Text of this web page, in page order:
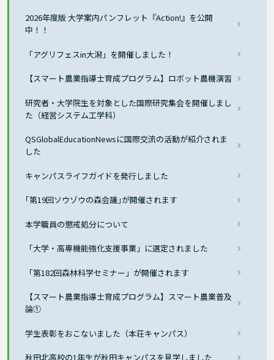
2026年度版 大学案内パンフレット『Action!』を公開
中！！
「アグリフェスin大潟」を開催しました！
【スマート農業指導士育成プログラム】ロボット農機演習
研究者・大学院生を対象とした国際研究集会を開催しまし
た（経営システム工学科）
QSGlobalEducationNewsに国際交流の活動が紹介されま
した
キャンパスライフガイドを発行しました
｢第19回ソウゾウの森会議｣が開催されます
本学職員の懲戒処分について
「大学・高専機能強化支援事業」に選定されました
「第182回森林科学セミナー」が開催されます
【スマート農業指導士育成プログラム】スマート農業普及
論①
学生表彰をおこないました（本荘キャンパス）
秋田北高校の1年生が秋田キャンパスを見学しました